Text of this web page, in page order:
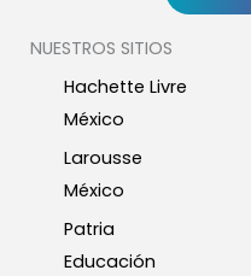
NUESTROS SITIOS
Hachette Livre
México
Larousse
México
Patria
Educación